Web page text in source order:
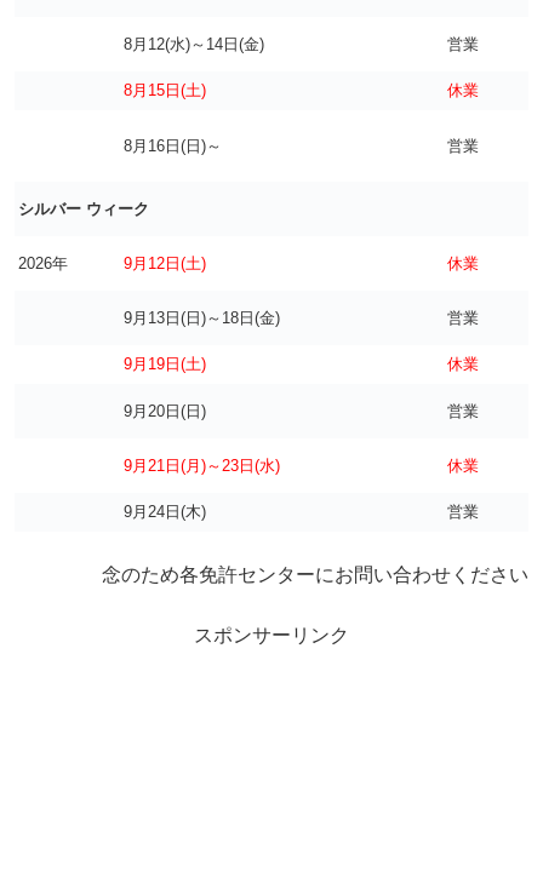
8月12(水)～14日(金) 営業
8月15日(土) 休業
8月16日(日)～ 営業
シルバー ウィーク
2026年 9月12日(土) 休業
9月13日(日)～18日(金) 営業
9月19日(土) 休業
9月20日(日) 営業
9月21日(月)～23日(水) 休業
9月24日(木) 営業
念のため各免許センターにお問い合わせください
スポンサーリンク